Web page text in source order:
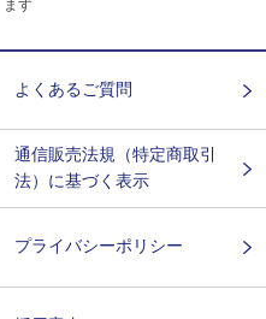
ます
よくあるご質問
通信販売法規（特定商取引
法）に基づく表示
プライバシーポリシー